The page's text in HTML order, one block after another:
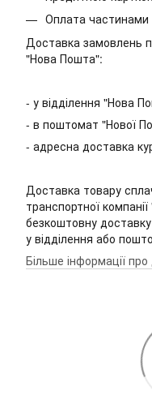
Оплата
Доставка замовлень
"Нова Пошта":
- у відділення "Нова
- в поштомат "Нової
- адресна доставка
Доставка товару
транспортної
безкоштовну
у відділення або
Більше інформації